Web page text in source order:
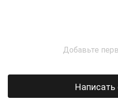
Добавьте
Написать